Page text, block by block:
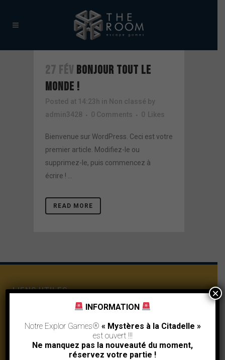
27 FÉV BONJOUR TOUT LE
MONDE !
Posted at 14:23h in Non classé by
admin3428
0 Comments 0 Likes
Bienvenue sur WordPress. Ceci est votre
premier article. Modifiez-le ou
supprimez-le, puis commencez à
écrire ! ...
READ MORE
LIENS UTILES
Offrir un Bon Cadeau
Qui sommes-nous ?
INFORMATION
Notre Explor Games® « Mystères à la Citadelle »
est ouvert !!!
Ne manquez pas la nouveauté du moment,
réservez votre partie !
×